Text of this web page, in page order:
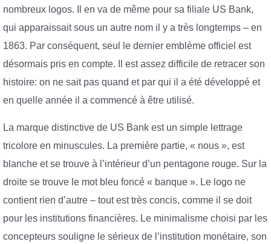
nombreux logos. Il en va de même pour sa filiale US Bank,
qui apparaissait sous un autre nom il y a très longtemps – en
1863. Par conséquent, seul le dernier emblème officiel est
désormais pris en compte. Il est assez difficile de retracer son
histoire: on ne sait pas quand et par qui il a été développé et
en quelle année il a commencé à être utilisé.
La marque distinctive de US Bank est un simple lettrage
tricolore en minuscules. La première partie, « nous », est
blanche et se trouve à l’intérieur d’un pentagone rouge. Sur la
droite se trouve le mot bleu foncé « banque ». Le logo ne
contient rien d’autre – tout est très concis, comme il se doit
pour les institutions financières. Le minimalisme choisi par les
concepteurs souligne le sérieux de l’institution monétaire, son